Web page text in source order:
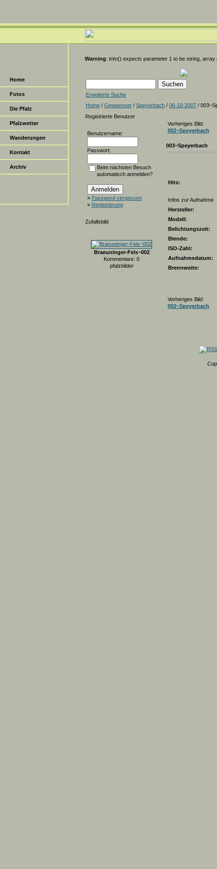
Home
Fotos
Die Pfalz
Pfalzwetter
Wanderungen
Kontakt
Archiv
Warning: trim() expects parameter 1 to be string,
Erweiterte Suche
Home / Gewaesser / Speyerbach / 06-10-2007 /
Registrierte Benutzer
Benutzername:
Passwort:
Beim nächsten Besuch
automatisch anmelden?
» Password vergessen
» Registrierung
Zufallsbild
Braeuninger-Fels~002
Kommentare: 0
pfalzbilder
Vorheriges Bild:
002~Speyerbach
003~Speyerbach
Hits:
Infos zur Aufnahme
Hersteller:
Modell:
Belichtungszeit:
Blende:
ISO-Zahl:
Aufnahmedatum:
Brennweite:
Vorheriges Bild:
002~Speyerbach